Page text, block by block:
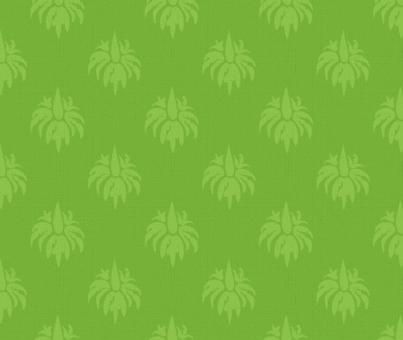
mártogatós szósz állagú dip-
et kapjunk. Ezt a szószt
ráöntjük a salátakeverékre,
jó alaposan összekeverjük,
hogy a szósz mindenhová
jusson. Közben a langyosra
hűlt, és a lencse